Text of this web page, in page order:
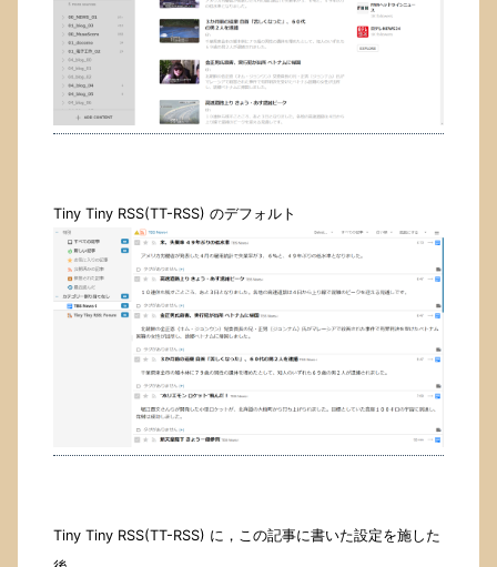
Tiny Tiny RSS(TT-RSS) のデフォルト
Tiny Tiny RSS(TT-RSS) に，この記事に書いた設定を施した